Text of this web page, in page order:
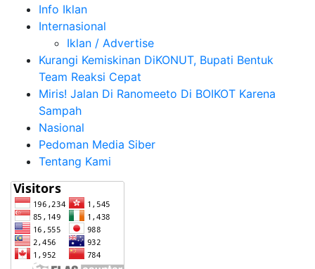
Info Iklan
Internasional
Iklan / Advertise
Kurangi Kemiskinan DiKONUT, Bupati Bentuk
Team Reaksi Cepat
Miris! Jalan Di Ranomeeto Di BOIKOT Karena
Sampah
Nasional
Pedoman Media Siber
Tentang Kami